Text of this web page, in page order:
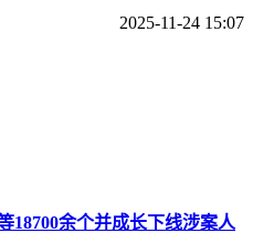
2025-11-24 15:07
18700余个并成长下线涉案人